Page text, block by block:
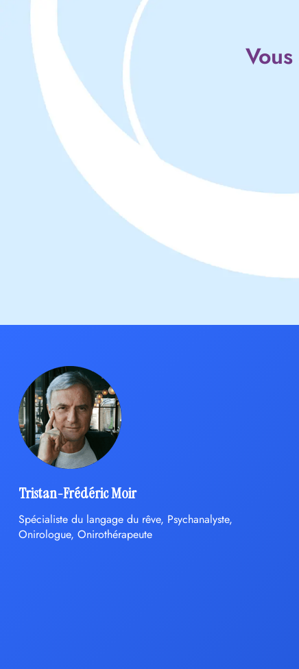
Tristan-Frédéric Moir
Spécialiste du langage du rêve, Psychanalyste,
Onirologue, Onirothérapeute